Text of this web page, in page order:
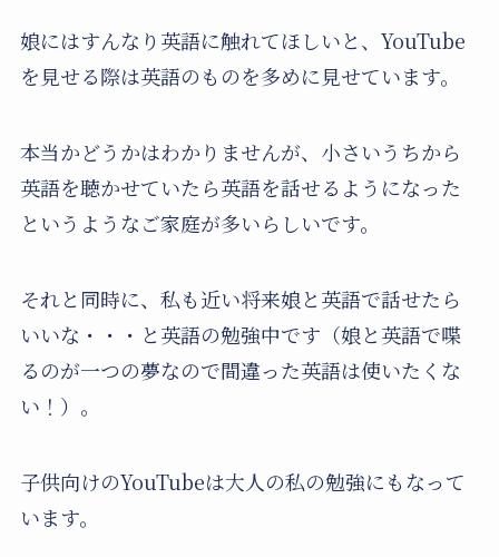
娘にはすんなり英語に触れてほしいと、YouTube
を見せる際は英語のものを多めに見せています。
本当かどうかはわかりませんが、小さいうちから
英語を聴かせていたら英語を話せるようになった
というようなご家庭が多いらしいです。
それと同時に、私も近い将来娘と英語で話せたら
いいな・・・と英語の勉強中です（娘と英語で喋
るのが一つの夢なので間違った英語は使いたくな
い！）。
子供向けのYouTubeは大人の私の勉強にもなって
います。